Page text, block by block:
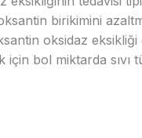
birikimini
oksidaz
için bol miktarda sıvı